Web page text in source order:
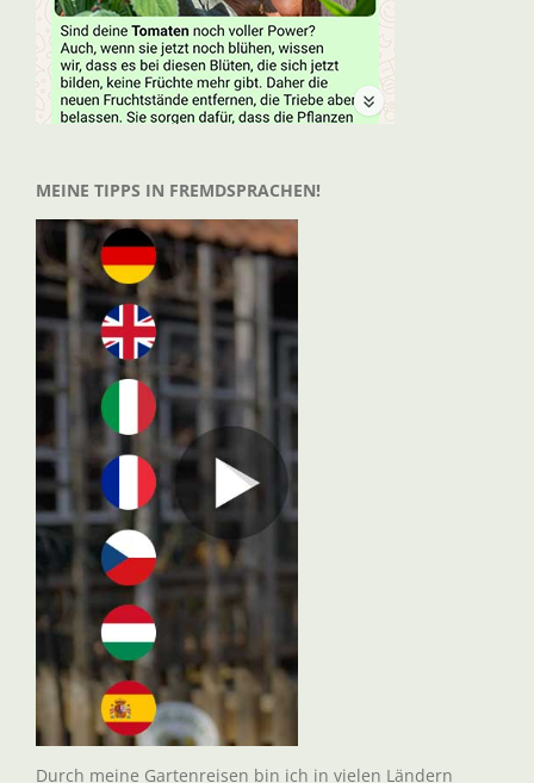
MEINE TIPPS IN FREMDSPRACHEN!
Durch meine Gartenreisen bin ich in vielen Ländern